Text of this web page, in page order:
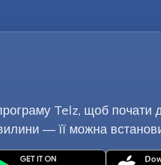
Telz, щоб почати
— її можна